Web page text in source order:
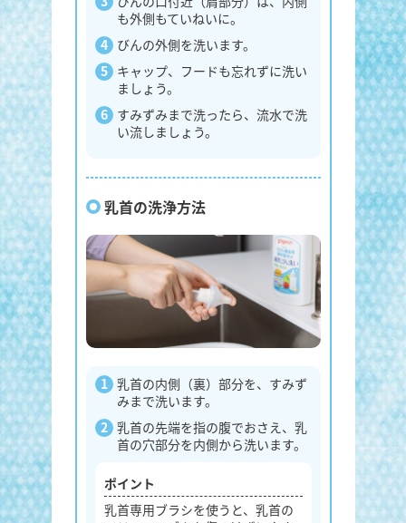
も外側もていねいに。
びんの外側を洗います。
キャップ、フードも忘れずに洗い
ましょう。
すみずみまで洗ったら、流水で洗
い流しましょう。
乳首の洗浄方法
乳首の内側（裏）部分を、すみず
みまで洗います。
乳首の先端を指の腹でおさえ、乳
首の穴部分を内側から洗います。
ポイント
乳首専用ブラシを使うと、乳首の